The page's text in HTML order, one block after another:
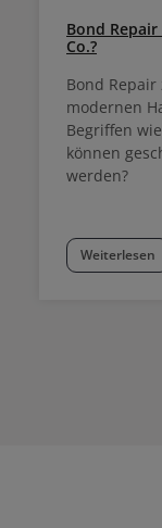
Bond
Co.?
Bond
modernen
Begriffen
können
werden?
Weiterlesen